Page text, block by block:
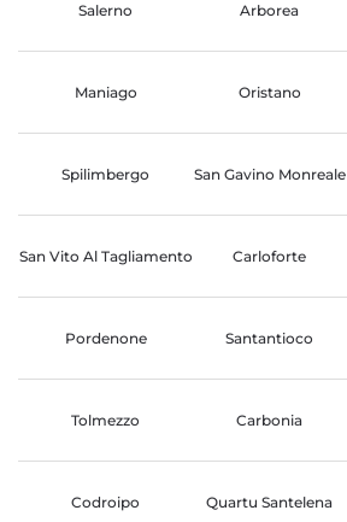
Salerno Arborea
Maniago Oristano
Spilimbergo San Gavino Monreale
San Vito Al Tagliamento Carloforte
Pordenone Santantioco
Tolmezzo Carbonia
Codroipo Quartu Santelena